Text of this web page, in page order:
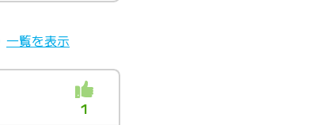
一覧を表示
1